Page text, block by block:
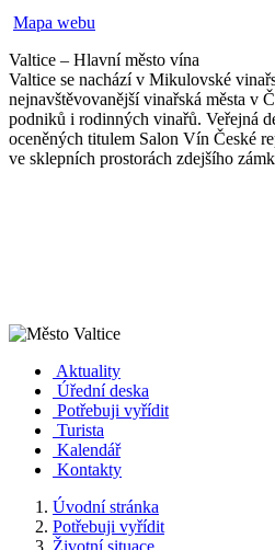
Mapa webu
Valtice – Hlavní město vína
Valtice se nachází v Mikulovské
nejnavštěvovanější vinařská města v
podniků i rodinných vinařů. Veřejná
oceněných titulem Salon Vín České
ve sklepních prostorách zdejšího
Aktuality
Úřední deska
Potřebuji vyřídit
Turista
Kalendář
Kontakty
Úvodní stránka
Potřebuji vyřídit
Životní situace